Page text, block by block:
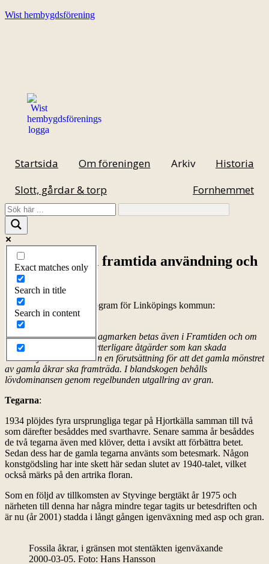
Wist hembygdsförening
Startsida Om föreningen Arkiv
Historia
Slott, gårdar & torp
Fornhemmet
Exact matches only
Search in title
Search in content
Nuvarande och framtida användning och
skötsel
Utdrag ur Naturvårdsprogram för Linköpings kommun:
Bibehållande av värden:
Naturvärdet består om hagmarken betas även i Framtiden och om
området undantas frän ytterligare åtgärder som kan skada
naturmiljön. Bete är även en förutsättning för att det gamla mönstret
av gamla åkrar ska framträda. I blandskogen behålls
lövdominansen genom regelbunden utgallring av gran.
Tegarna:
1934 plöjdes fyra ursprungliga tegar på Hjortkälla samman till två
som därefter besåddes med svarthavre. Senare samma år besåddes
de två tegarna även med klöver, detta i avsikt att förbättra betet.
Sedan dess har de gamla tegarna använts som betesmark. Någon
konstgödsling har inte skett här sedan slutet av 1940-talet, vilket
också märks på den artrika floran.
Som en följd av tillkomsten av Styvinge bergtäkt år 1975 och
närheten till denna har några mindre tegar tagits ur betesdriften och
är nu (år 2001) stadda i långt gången igenväxning med asp och gran.
Fossila åkrar, i gränsen mot stentäkten igenväxande
2000-03-05. Foto: Hans Hansson